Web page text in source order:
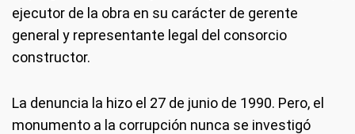
ejecutor de la obra en su carácter de gerente
general y representante legal del consorcio
constructor.
La denuncia la hizo el 27 de junio de 1990. Pero, el
monumento a la corrupción nunca se investigó